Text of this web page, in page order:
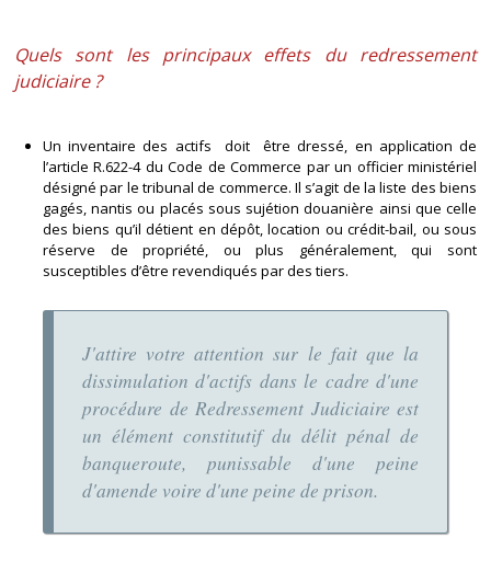
Quels sont les principaux effets du redressement
judiciaire ?
Un inventaire des actifs doit être dressé, en application de
l’article R.622-4 du Code de Commerce par un officier ministériel
désigné par le tribunal de commerce. Il s’agit de la liste des biens
gagés, nantis ou placés sous sujétion douanière ainsi que celle
des biens qu’il détient en dépôt, location ou crédit-bail, ou sous
réserve de propriété, ou plus généralement, qui sont
susceptibles d’être revendiqués par des tiers.
J'attire votre attention sur le fait que la
dissimulation d'actifs dans le cadre d'une
procédure de Redressement Judiciaire est
un élément constitutif du délit pénal de
banqueroute, punissable d'une peine
d'amende voire d'une peine de prison.